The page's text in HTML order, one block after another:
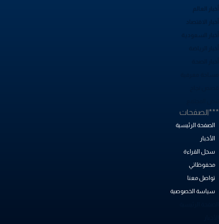
العالم
الاقتصاد
الصفحة الرئيسية
الأخبار
سجل القراءة
محفوظاتي
تواصل معنا
سياسة الخصوصية